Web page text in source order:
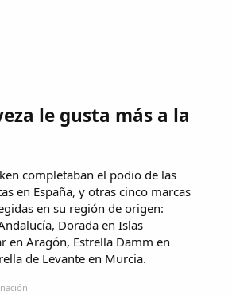
le gusta más a la
completaban el podio de las
en España, y otras cinco marcas
en su región de origen:
Dorada en Islas
en Aragón, Estrella Damm en
de Levante en Murcia.